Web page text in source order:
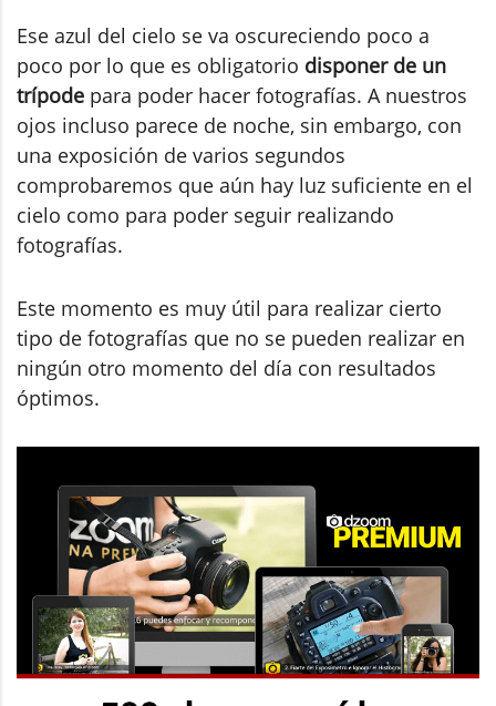
Ese azul del cielo se va oscureciendo poco a
poco por lo que es obligatorio disponer de un
trípode para poder hacer fotografías. A nuestros
ojos incluso parece de noche, sin embargo, con
una exposición de varios segundos
comprobaremos que aún hay luz suficiente en el
cielo como para poder seguir realizando
fotografías.
Este momento es muy útil para realizar cierto
tipo de fotografías que no se pueden realizar en
ningún otro momento del día con resultados
óptimos.